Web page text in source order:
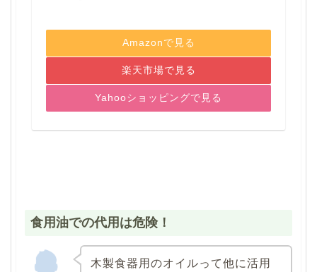
Amazonで見る
楽天市場で見る
Yahooショッピングで見る
食用油での代用は危険！
木製食器用のオイルって他に活用